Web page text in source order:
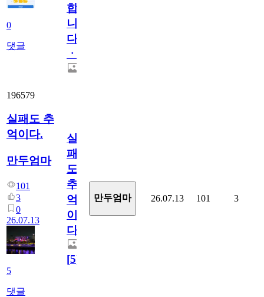
0
댓글
합
니
다
ㆍ
196579
실패도 추
억이다.
만두엄마
101
3
0
26.07.13
5
댓글
실
패
도
추
억
이
다.
[5]
만두엄마 26.07.13 101 3